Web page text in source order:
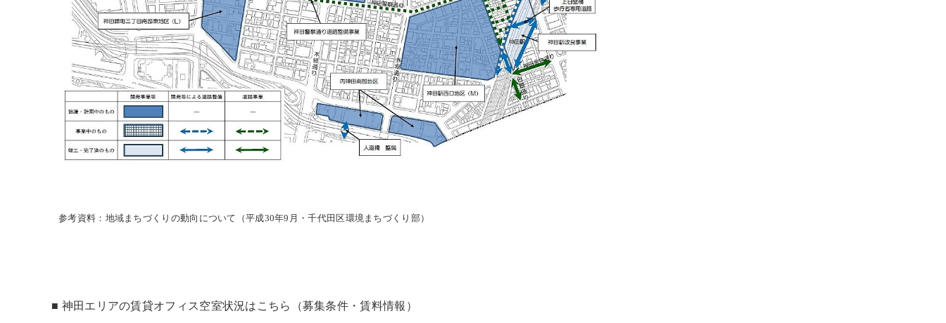
参考資料：地域まちづくりの動向について（平成30年9月・千代田区環境まちづくり部）
■ 神田エリアの賃貸オフィス空室状況はこちら（募集条件・賃料情報）